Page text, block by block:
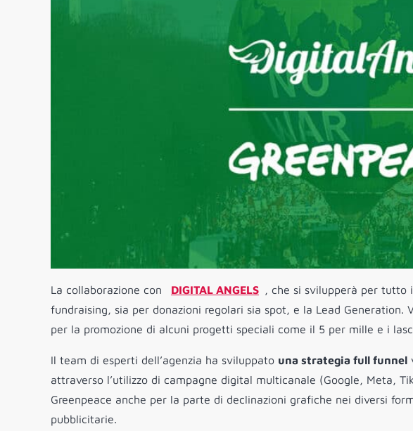
La collaborazione con DIGITAL ANGELS , che si svilupperà per tutto
fundraising, sia per donazioni regolari sia spot, e la Lead
per la promozione di alcuni progetti speciali come il 5 per mille e i
Il team di esperti dell’agenzia ha sviluppato una strategia full funnel
attraverso l’utilizzo di campagne digital multicanale (Google, Meta,
Greenpeace anche per la parte di declinazioni grafiche nei diversi
pubblicitarie.